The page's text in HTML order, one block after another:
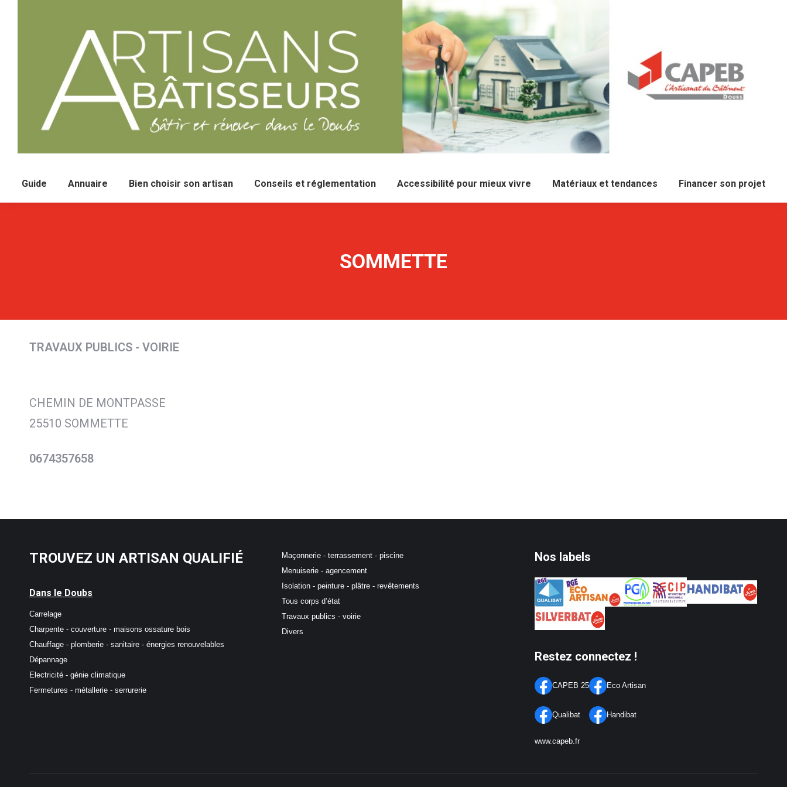
Guide Annuaire Bien choisir son artisan Conseils et réglementation Accessibilité pour mieux vivre Matériaux et tendances Financer son projet
SOMMETTE
TRAVAUX PUBLICS - VOIRIE
CHEMIN DE MONTPASSE
25510 SOMMETTE
0674357658
TROUVEZ UN ARTISAN QUALIFIÉ
Dans le Doubs
Carrelage
Charpente - couverture - maisons ossature bois
Chauffage - plomberie - sanitaire - énergies renouvelables
Dépannage
Electricité - génie climatique
Fermetures - métallerie - serrurerie
Maçonnerie - terrassement - piscine
Menuiserie - agencement
Isolation - peinture - plâtre - revêtements
Tous corps d’état
Travaux publics - voirie
Divers
Nos labels
Restez connectez !
CAPEB 25
Qualibat
Eco Artisan
Handibat
www.capeb.fr